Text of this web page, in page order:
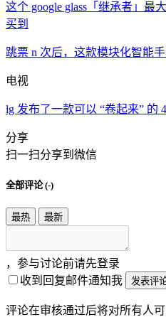
这个 google glass「继承者」最
买到
跳票 n 次后，这款模块化智能
电视
lg 发布了一款可以 “卷起来” 的
分享
扫一扫分享到微信
全部评论 (-)
最热 最新
，参与讨论前请先登录
收到回复邮件通知我
发表评
评论在审核通过后将对所有人